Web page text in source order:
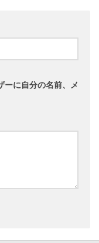
ーに自分の名前、メ